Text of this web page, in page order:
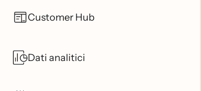
Customer Hub
Dati analitici